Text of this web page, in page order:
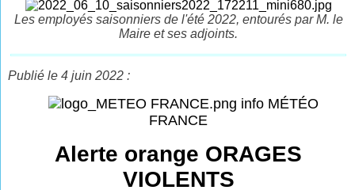
Les employés saisonniers de l'été 2022, entourés par M. le
Maire et ses adjoints.
Publié le 4 juin 2022 :
info MÉTÉO
FRANCE
Alerte orange ORAGES
VIOLENTS